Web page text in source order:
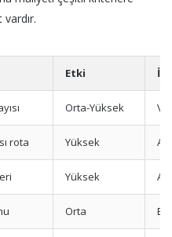
Etki
Orta-Yüksek
rota Yüksek
Yüksek
Orta